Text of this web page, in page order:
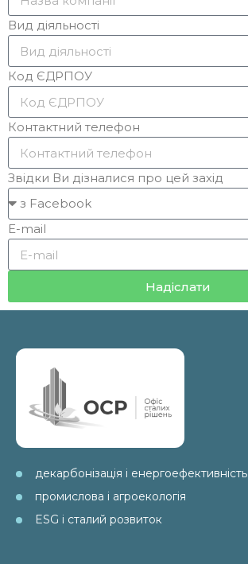
Вид діяльності
Код ЄДРПОУ
Контактний телефон
Звідки Ви дізналися про цей захід
E-mail
Надіслати
декарбонізація і енергоефективність
промислова і агроекологія
ESG і сталий розвиток